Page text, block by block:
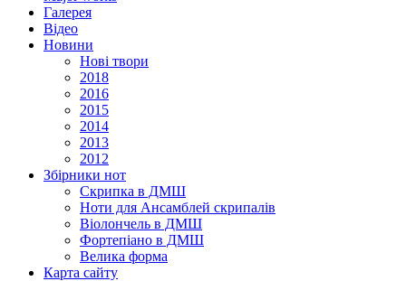
Галерея
Відео
Новини
Нові твори
2018
2016
2015
2014
2013
2012
Збірники нот
Скрипка в ДМШ
Ноти для Ансамблей скрипалів
Віолончель в ДМШ
Фортепіано в ДМШ
Велика форма
Карта сайту